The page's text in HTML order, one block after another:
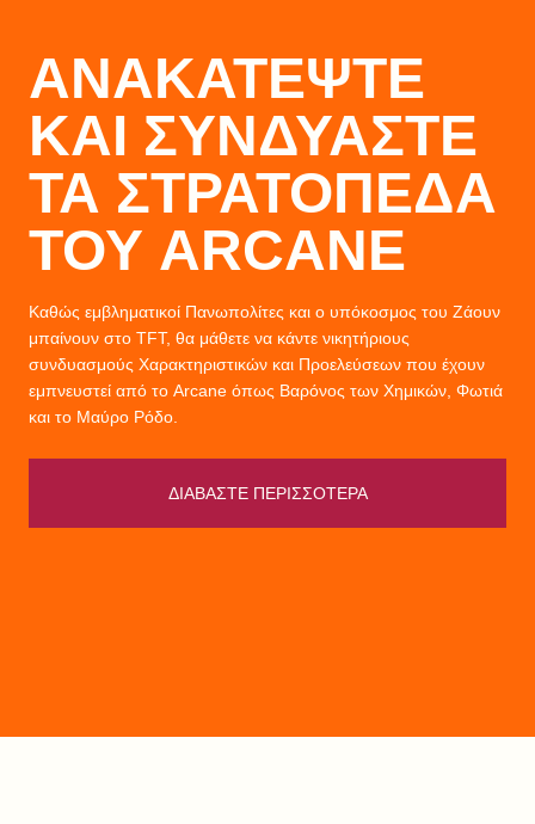
ΑΝΑΚΑΤΕΨΤΕ
ΚΑΙ ΣΥΝΔΥΑΣΤΕ
ΤΑ ΣΤΡΑΤΟΠΕΔΑ
ΤΟΥ ARCANE
Καθώς εμβληματικοί Πανωπολίτες και ο υπόκοσμος του Ζάουν
μπαίνουν στο TFT, θα μάθετε να κάντε νικητήριους
συνδυασμούς Χαρακτηριστικών και Προελεύσεων που έχουν
εμπνευστεί από το Arcane όπως Βαρόνος των Χημικών, Φωτιά
και το Μαύρο Ρόδο.
ΔΙΑΒΑΣΤΕ ΠΕΡΙΣΣΟΤΕΡΑ